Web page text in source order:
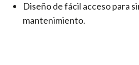
Diseño de fácil acceso para
mantenimiento.